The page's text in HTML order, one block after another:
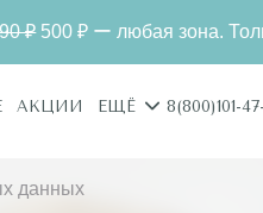
АКЦИИ ЕЩЁ 8(800)101-
данных
любая зона. Только для